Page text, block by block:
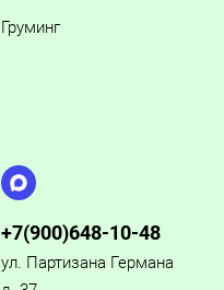
Груминг
+7(900)648-10-48
ул. Партизана Германа